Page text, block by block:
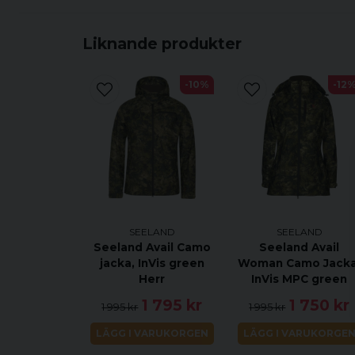
Liknande produkter
SEELAND
Seeland Avail Camo
jacka, InVis green
Herr
1 995 kr 1 795 kr
LÄGG I VARUKORGEN
-10%
SEELAND
Seeland Avail
Woman Camo
InVis MPC green
1 995 kr 1 750 kr
LÄGG I VARUKORGEN
-12%